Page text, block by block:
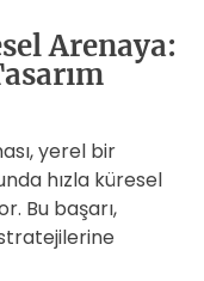
Arenaya:
yerel bir
hızla küresel
Bu başarı,